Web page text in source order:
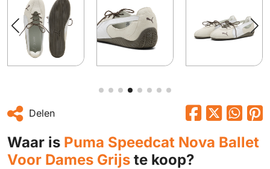
Delen
Waar is Puma Speedcat Nova Ballet
Voor Dames Grijs te koop?